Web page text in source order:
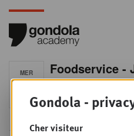
MER
9
SEPT
Foodservice -
business
Intro to Negotiation:
onderhandelingstafel
Gondola -
Cher visiteur